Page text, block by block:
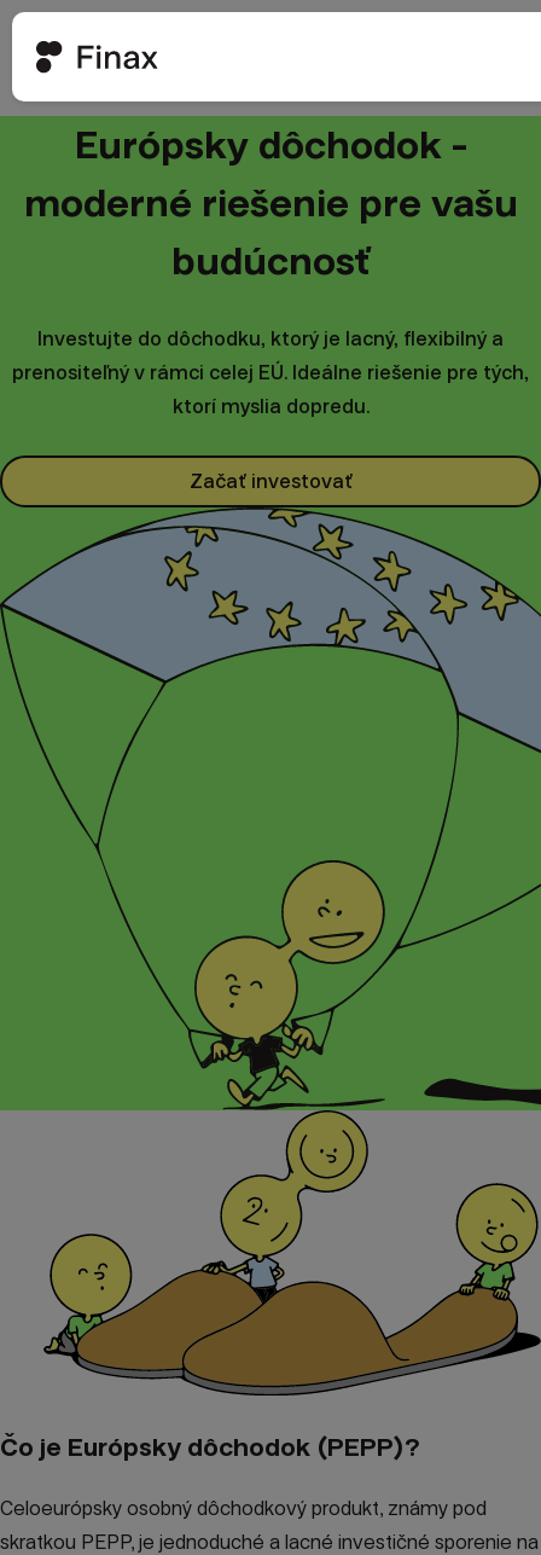
Európsky dôchodok -
moderné riešenie pre vašu
budúcnosť
Investujte do dôchodku, ktorý je lacný, flexibilný a
prenositeľný v rámci celej EÚ. Ideálne riešenie pre tých,
ktorí myslia dopredu.
Začať investovať
Čo je Európsky dôchodok (PEPP)?
Celoeurópsky osobný dôchodkový produkt, známy pod
skratkou PEPP, je jednoduché a lacné investičné sporenie na